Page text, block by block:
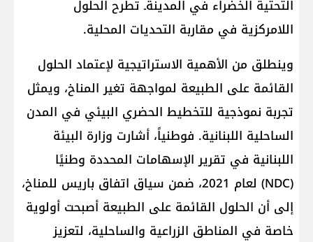
التحتية الخضراء في المدينةـ تطرح الحلول
اللامركزية في مقاربة التحديات المحلية.
وينطلق من الأهمية الاستراتيجية لإعتماد الحلول
القائمة على الطبيعة لمواجهة تغير المناخ، ويمثل
تجربة نموذجية للتخطيط الحضري البيئي في المدن
الساحلية اللبنانية. فوطنياً، أشارت وزارة البيئة
اللبنانية في تقرير الإسهامات المحددة وطنيًا
(NDC) لعام 2021، ضمن سياق اتفاق باريس للمناخ،
إلى أن الحلول القائمة على الطبيعة أصبحت أولوية
خاصة في المناطق الزراعية والساحلية، لتعزيز